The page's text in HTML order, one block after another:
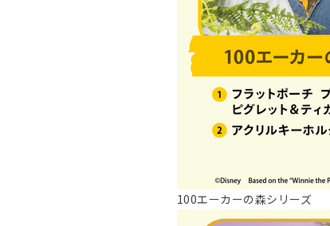
100エーカーの森シリーズ